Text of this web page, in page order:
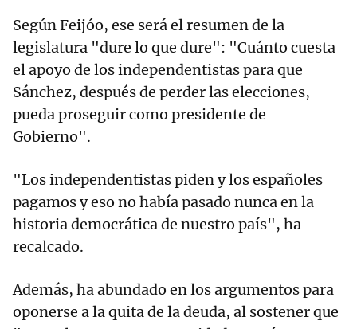
Según Feijóo, ese será el resumen de la
legislatura "dure lo que dure": "Cuánto cuesta
el apoyo de los independentistas para que
Sánchez, después de perder las elecciones,
pueda proseguir como presidente de
Gobierno".
"Los independentistas piden y los españoles
pagamos y eso no había pasado nunca en la
historia democrática de nuestro país", ha
recalcado.
Además, ha abundado en los argumentos para
oponerse a la quita de la deuda, al sostener que